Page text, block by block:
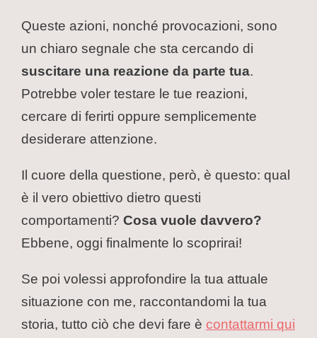
Queste azioni, nonché provocazioni, sono
un chiaro segnale che sta cercando di
suscitare una reazione da parte tua.
Potrebbe voler testare le tue reazioni,
cercare di ferirti oppure semplicemente
desiderare attenzione.
Il cuore della questione, però, è questo: qual
è il vero obiettivo dietro questi
comportamenti? Cosa vuole davvero?
Ebbene, oggi finalmente lo scoprirai!
Se poi volessi approfondire la tua attuale
situazione con me, raccontandomi la tua
storia, tutto ciò che devi fare è contattarmi qui